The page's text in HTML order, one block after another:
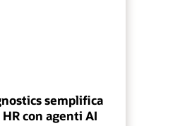
semplifica
con agenti AI